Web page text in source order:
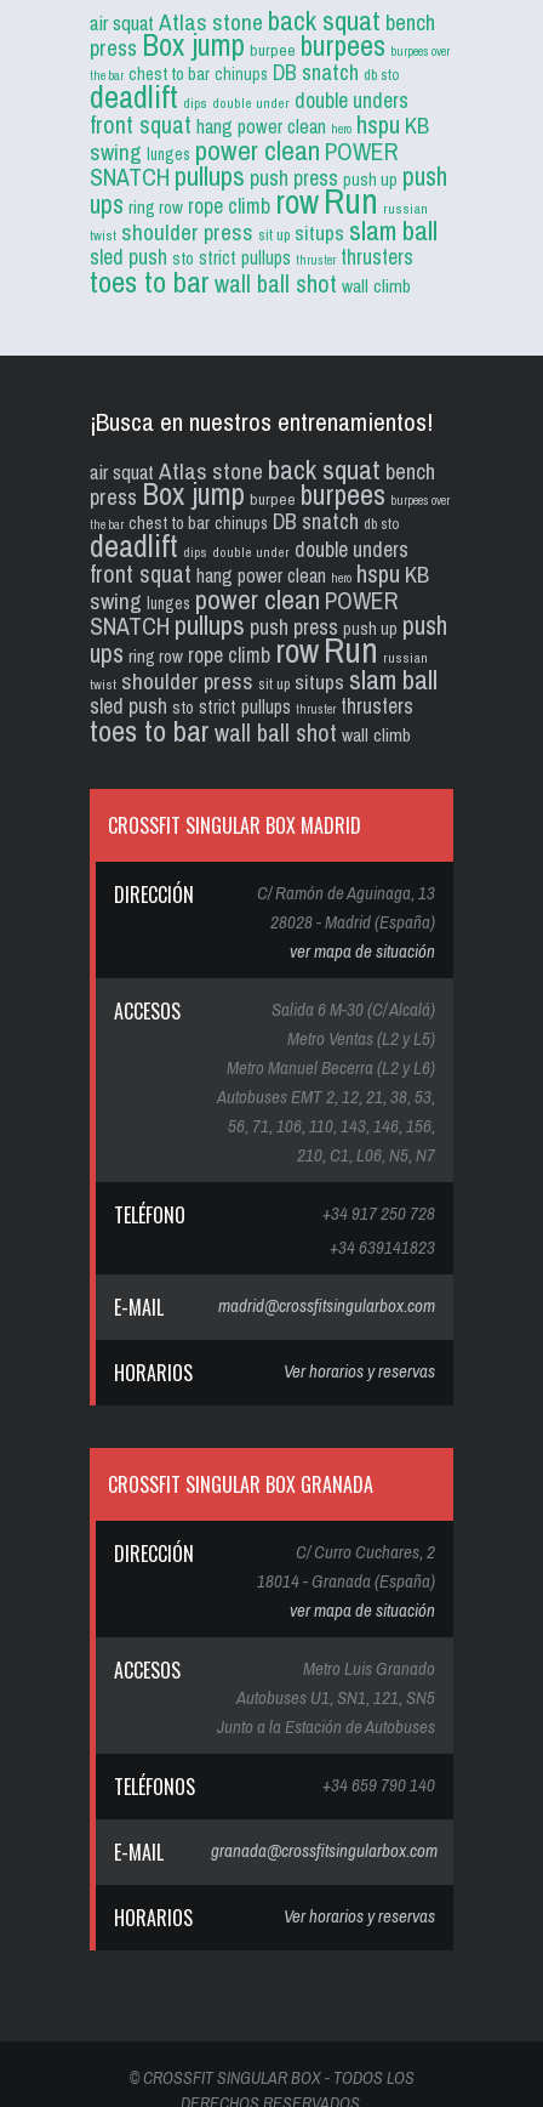
air squat Atlas stone back squat bench
press Box jump burpee burpees burpees over
the bar chest to bar chinups DB snatch db sto
deadlift dips double under double unders
front squat hang power clean hero hspu KB
swing lunges power clean POWER
SNATCH pullups push press push up push
ups ring row rope climb rowRun russian
twist shoulder press sit up situps slam ball
sled push sto strict pullups thruster thrusters
toes to barwall ball shot wall climb
¡Busca en nuestros entrenamientos!
air squat Atlas stone back squat bench
press Box jump burpee burpees burpees over
the bar chest to bar chinups DB snatch db sto
deadlift dips double under double unders
front squat hang power clean hero hspu KB
swing lunges power clean POWER
SNATCH pullups push press push up push
ups ring row rope climb rowRun russian
twist shoulder press sit up situps slam ball
sled push sto strict pullups thruster thrusters
toes to barwall ball shot wall climb
CROSSFIT SINGULAR BOX MADRID
DIRECCIÓN
C/ Ramón de Aguinaga, 13
28028 - Madrid (España)
ver mapa de situación
ACCESOS
Salida 6 M-30 (C/ Alcalá)
Metro Ventas (L2 y L5)
Metro Manuel Becerra (L2 y L6)
Autobuses EMT 2, 12, 21, 38, 53,
56, 71, 106, 110, 143, 146, 156,
210, C1, L06, N5, N7
TELÉFONO
+34 917 250 728
+34 639141823
E-MAIL madrid@crossfitsingularbox.com
HORARIOS Ver horarios y reservas
CROSSFIT SINGULAR BOX GRANADA
DIRECCIÓN
C/ Curro Cuchares, 2
18014 - Granada (España)
ver mapa de situación
ACCESOS
Metro Luis Granado
Autobuses U1, SN1, 121, SN5
Junto a la Estación de Autobuses
TELÉFONOS +34 659 790 140
E-MAIL granada@crossfitsingularbox.com
HORARIOS Ver horarios y reservas
© CROSSFIT SINGULAR BOX - TODOS LOS